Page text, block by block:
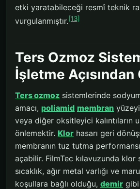
etki yaratabileceği resmî teknik
vurgulanmıştır.[13]
Ters Ozmoz
İşletme Açısından
Ters ozmoz sistemlerinde
amacı, poliamid membran
veya diğer oksitleyici kalıntıların
önlemektir. Klor hasarı geri
membranın tuz tutma
açabilir. FilmTec kılavuzunda klor
sıcaklık, ağır metal varlığı ve
koşullara bağlı olduğu, demir gibi